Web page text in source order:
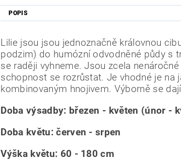
POPIS
Lilie jsou jsou jednoznačně královnou
podzim) do humózní odvodněné půdy s
se raději vyhneme. Jsou zcela
schopnost se rozrůstat. Je vhodné je na
kombinovaným hnojivem. Výborně se
Doba výsadby: březen - květen (únor -
Doba květu: červen - srpen
Výška květu: 60 - 180 cm